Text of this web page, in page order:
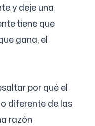
y deje una
tiene que
gana, el
por qué el
diferente de las
razón